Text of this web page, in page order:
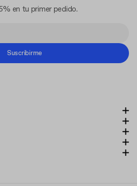
en tu primer pedido.
Suscribirme